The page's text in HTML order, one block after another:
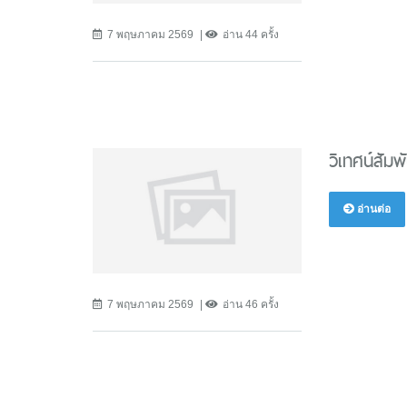
7 พฤษภาคม 2569 อ่าน 44 ครั้ง
7 พฤษภาคม 2569 อ่าน 46 ครั้ง
วิเทศน์สัม
อ่านต่อ